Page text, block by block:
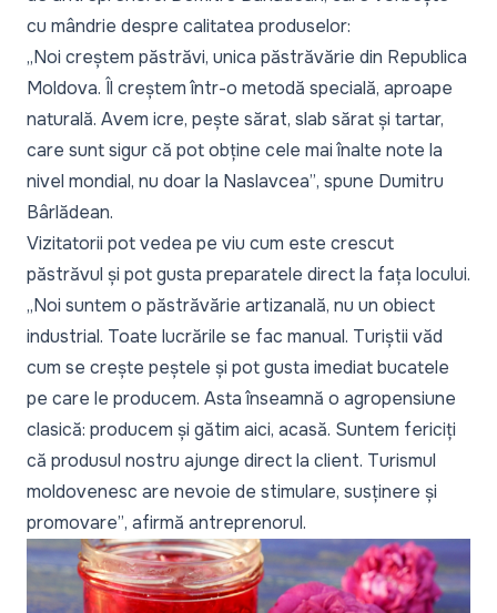
cu mândrie despre calitatea produselor:
„Noi creștem păstrăvi, unica păstrăvărie din Republica
Moldova. Îl creștem într-o metodă specială, aproape
naturală. Avem icre, pește sărat, slab sărat și tartar,
care sunt sigur că pot obține cele mai înalte note la
nivel mondial, nu doar la Naslavcea”, spune Dumitru
Bârlădean.
Vizitatorii pot vedea pe viu cum este crescut
păstrăvul și pot gusta preparatele direct la fața locului.
„Noi suntem o păstrăvărie artizanală, nu un obiect
industrial. Toate lucrările se fac manual. Turiștii văd
cum se crește peștele și pot gusta imediat bucatele
pe care le producem. Asta înseamnă o agropensiune
clasică: producem și gătim aici, acasă. Suntem fericiți
că produsul nostru ajunge direct la client. Turismul
moldovenesc are nevoie de stimulare, susținere și
promovare”, afirmă antreprenorul.